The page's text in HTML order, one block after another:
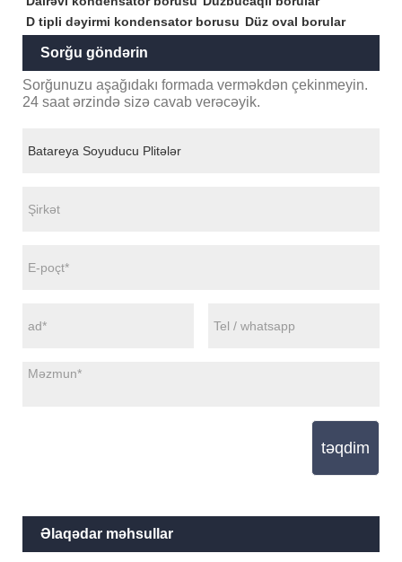
D tipli dəyirmi kondensator borusu Düz oval borular
Sorğu göndərin
Sorğunuzu aşağıdakı formada verməkdən çekinmeyin.
24 saat ərzində sizə cavab verəcəyik.
təqdim
Əlaqədar məhsullar